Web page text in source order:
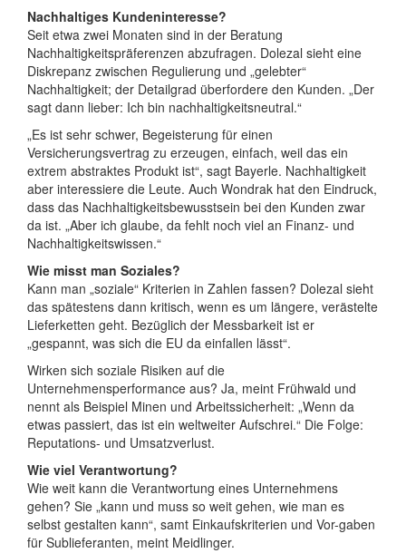
Nachhaltiges Kundeninteresse?
Seit etwa zwei Monaten sind in der Beratung
Nachhaltigkeitspräferenzen abzufragen. Dolezal sieht eine
Diskrepanz zwischen Regulierung und „gelebter“
Nachhaltigkeit; der Detailgrad überfordere den Kunden. „Der
sagt dann lieber: Ich bin nachhaltigkeitsneutral.“
„Es ist sehr schwer, Begeisterung für einen
Versicherungsvertrag zu erzeugen, einfach, weil das ein
extrem abstraktes Produkt ist“, sagt Bayerle. Nachhaltigkeit
aber interessiere die Leute. Auch Wondrak hat den Eindruck,
dass das Nachhaltigkeitsbewusstsein bei den Kunden zwar
da ist. „Aber ich glaube, da fehlt noch viel an Finanz- und
Nachhaltigkeitswissen.“
Wie misst man Soziales?
Kann man „soziale“ Kriterien in Zahlen fassen? Dolezal sieht
das spätestens dann kritisch, wenn es um längere, verästelte
Lieferketten geht. Bezüglich der Messbarkeit ist er
„gespannt, was sich die EU da einfallen lässt“.
Wirken sich soziale Risiken auf die
Unternehmensperformance aus? Ja, meint Frühwald und
nennt als Beispiel Minen und Arbeitssicherheit: „Wenn da
etwas passiert, das ist ein weltweiter Aufschrei.“ Die Folge:
Reputations- und Umsatzverlust.
Wie viel Verantwortung?
Wie weit kann die Verantwortung eines Unternehmens
gehen? Sie „kann und muss so weit gehen, wie man es
selbst gestalten kann“, samt Einkaufskriterien und Vor-gaben
für Sublieferanten, meint Meidlinger.